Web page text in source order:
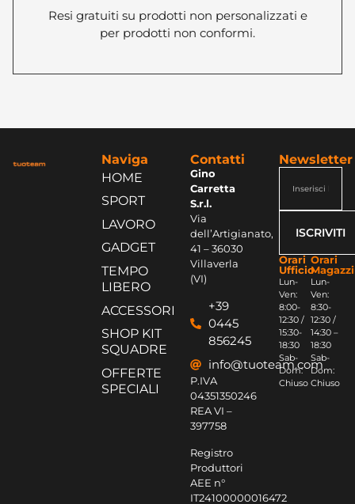
Resi gratuiti su prodotti non personalizzati e
per prodotti non conformi.
Naviga
HOME
SPORT
LAVORO
GADGET
TEMPO
LIBERO
ACCESSORI
SHOP KIT
SQUADRE
OFFERTE
SPECIALI
Contatti
Gino
Carretta
S.r.l.
Via
dell’Artigianato,
41 – 36030
Villaverla
(VI)
+39
0445
856245
info@tuoteam.com
P.IVA
04351350246
REA VI –
397758
Registro
Produttori
AEE n°
IT24100000016472
Newsletter
ISCRIVITI
Orari
Ufficio
Lun-
Ven:
8:00-
12:30 /
15:30-
18:30
Sab-
Dom:
Chiuso
Orari
Lun-
Ven:
8:30-
12:30 /
14:30 –
18:30
Sab-
Dom:
Chiuso